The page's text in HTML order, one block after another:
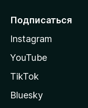
Подписаться
Instagram
YouTube
TikTok
Bluesky